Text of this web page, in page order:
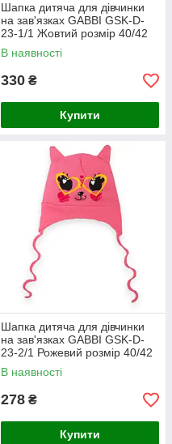
Шапка дитяча для дівчинки
на зав'язках GABBI GSK-D-
23-1/1 Жовтий розмір 40/42
(13538)
В наявності
330 ₴
Купити
Шапка дитяча для дівчинки
на зав'язках GABBI GSK-D-
23-2/1 Рожевий розмір 40/42
(13540)
В наявності
278 ₴
Купити